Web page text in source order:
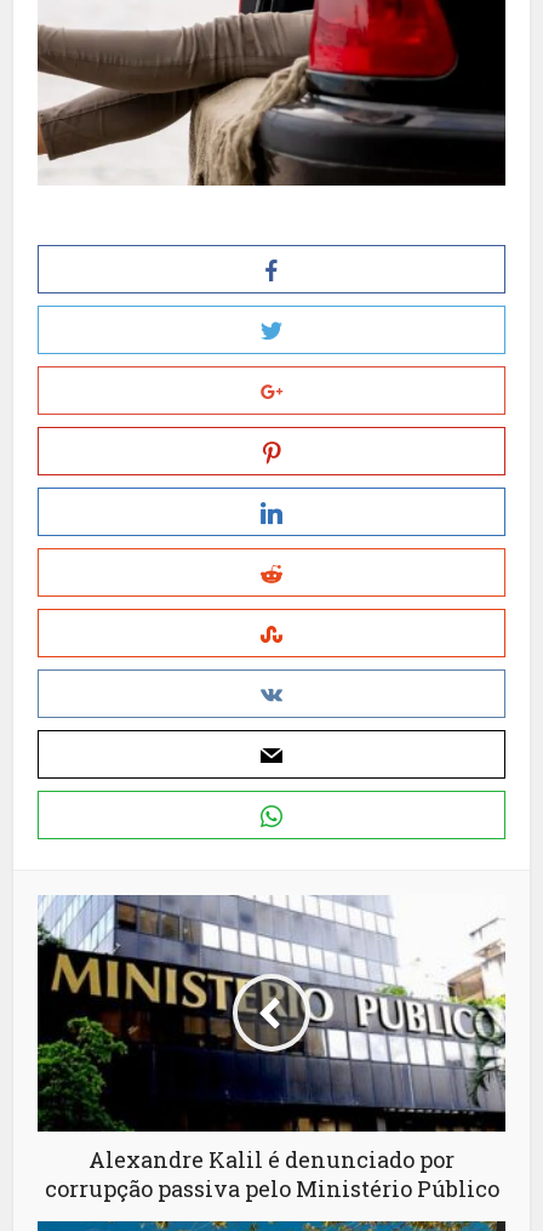
Alexandre Kalil é denunciado por
corrupção passiva pelo Ministério Público